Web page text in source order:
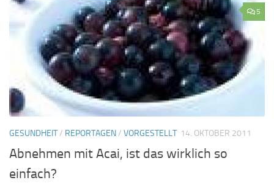
5
GESUNDHEIT/ REPORTAGEN/ VORGESTELLT 14. OKTOBER 2011
Abnehmen mit Acai, ist das wirklich so
einfach?